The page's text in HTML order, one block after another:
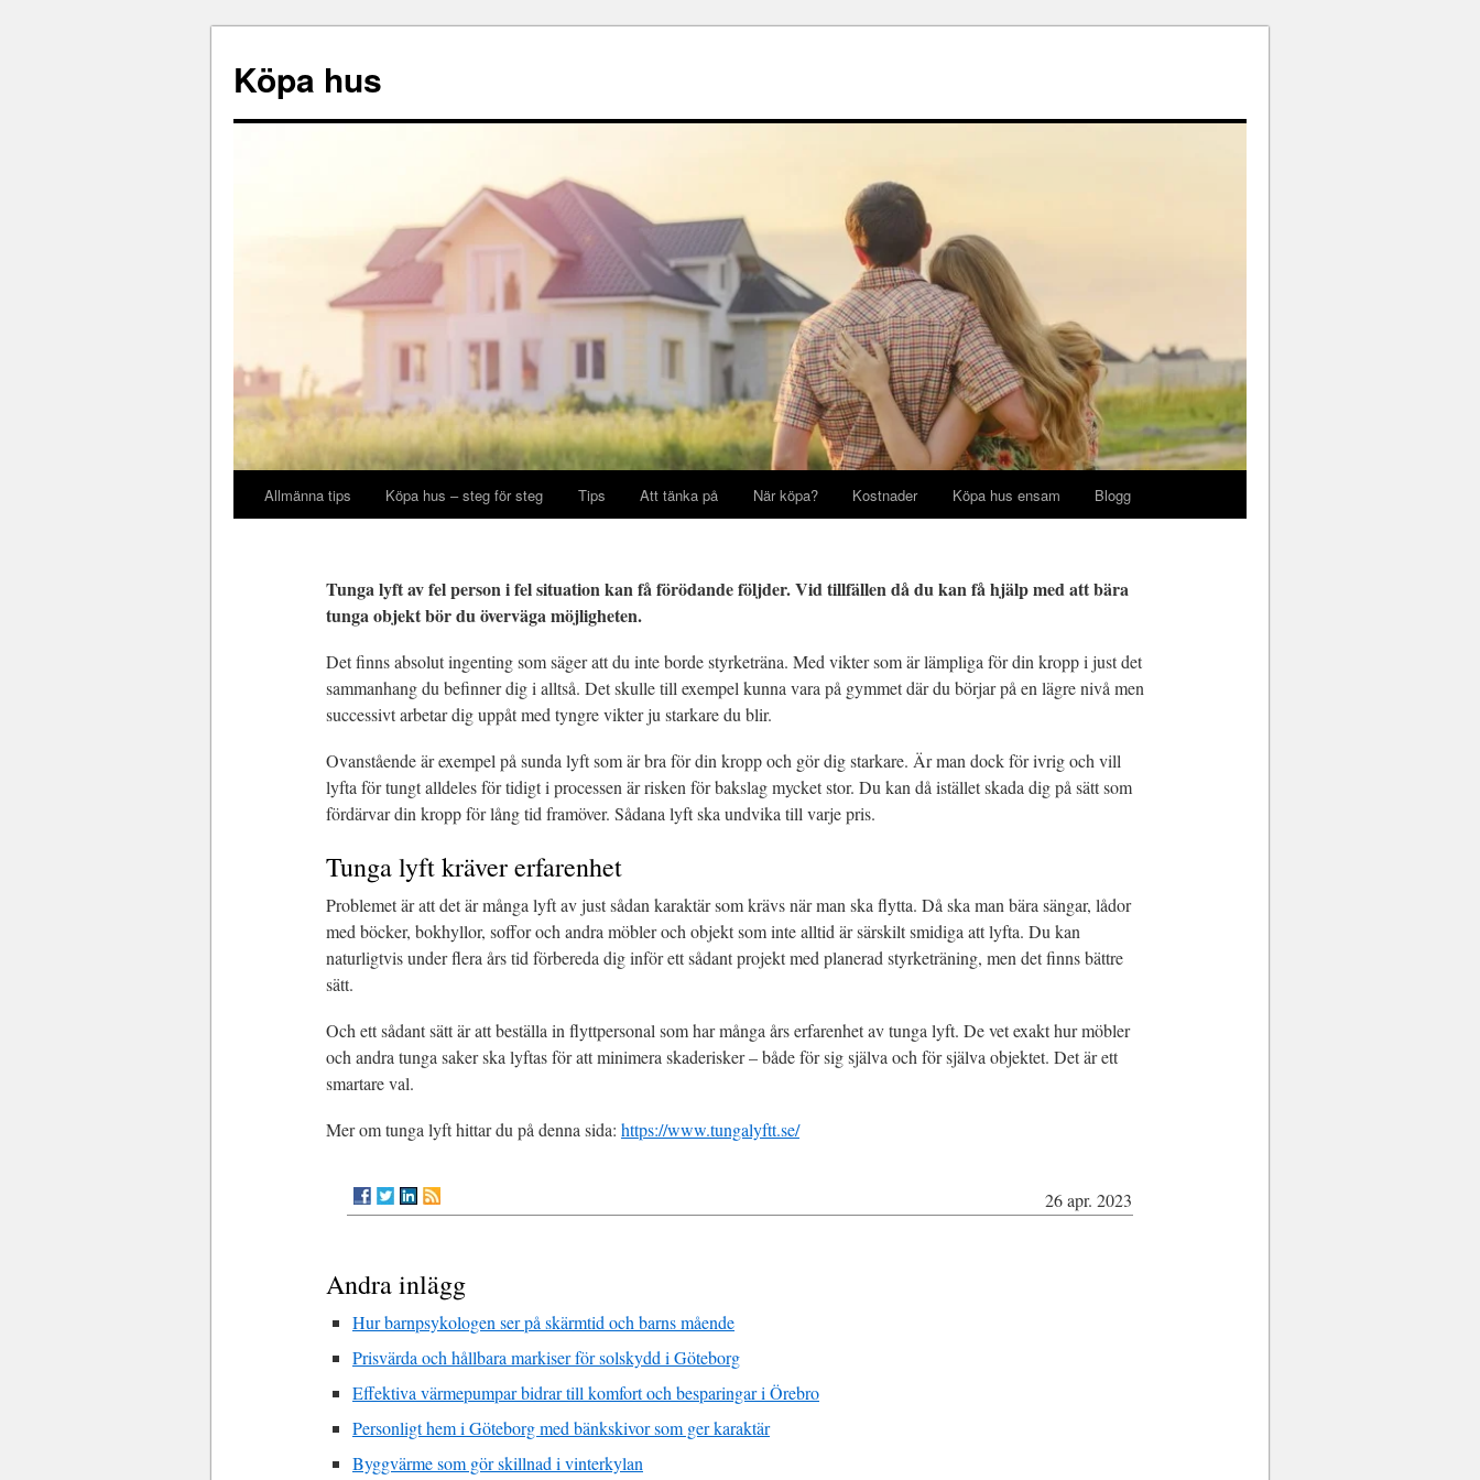
Köpa hus
Allmänna tips Köpa hus – steg för steg Tips Att tänka på När köpa? Kostnader Köpa hus ensam Blogg
Tunga lyft av fel person i fel situation kan få förödande följder. Vid tillfällen då du kan få hjälp med att bära
tunga objekt bör du överväga möjligheten.
Det finns absolut ingenting som säger att du inte borde styrketräna. Med vikter som är lämpliga för din kropp i just det
sammanhang du befinner dig i alltså. Det skulle till exempel kunna vara på gymmet där du börjar på en lägre nivå men
successivt arbetar dig uppåt med tyngre vikter ju starkare du blir.
Ovanstående är exempel på sunda lyft som är bra för din kropp och gör dig starkare. Är man dock för ivrig och vill
lyfta för tungt alldeles för tidigt i processen är risken för bakslag mycket stor. Du kan då istället skada dig på sätt som
fördärvar din kropp för lång tid framöver. Sådana lyft ska undvika till varje pris.
Tunga lyft kräver erfarenhet
Problemet är att det är många lyft av just sådan karaktär som krävs när man ska flytta. Då ska man bära sängar, lådor
med böcker, bokhyllor, soffor och andra möbler och objekt som inte alltid är särskilt smidiga att lyfta. Du kan
naturligtvis under flera års tid förbereda dig inför ett sådant projekt med planerad styrketräning, men det finns bättre
sätt.
Och ett sådant sätt är att beställa in flyttpersonal som har många års erfarenhet av tunga lyft. De vet exakt hur möbler
och andra tunga saker ska lyftas för att minimera skaderisker – både för sig själva och för själva objektet. Det är ett
smartare val.
Mer om tunga lyft hittar du på denna sida: https://www.tungalyftt.se/
26 apr. 2023
Andra inlägg
Hur barnpsykologen ser på skärmtid och barns mående
Prisvärda och hållbara markiser för solskydd i Göteborg
Effektiva värmepumpar bidrar till komfort och besparingar i Örebro
Personligt hem i Göteborg med bänkskivor som ger karaktär
Byggvärme som gör skillnad i vinterkylan